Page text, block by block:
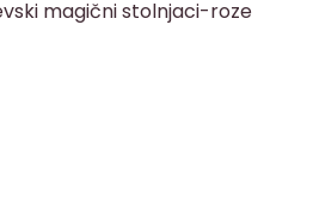
magični stolnjaci-roze